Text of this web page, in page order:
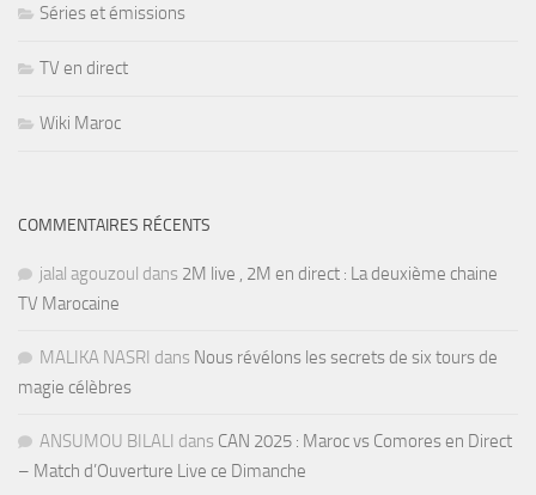
Séries et émissions
TV en direct
Wiki Maroc
COMMENTAIRES RÉCENTS
jalal agouzoul dans 2M live , 2M en direct : La deuxième chaine
TV Marocaine
MALIKA NASRI dans Nous révélons les secrets de six tours de
magie célèbres
ANSUMOU BILALI dans CAN 2025 : Maroc vs Comores en Direct
– Match d’Ouverture Live ce Dimanche